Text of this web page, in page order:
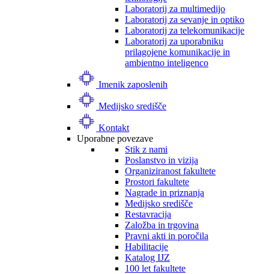
Laboratorij za multimedijo
Laboratorij za sevanje in optiko
Laboratorij za telekomunikacije
Laboratorij za uporabniku
prilagojene komunikacije in
ambientno inteligenco
Imenik zaposlenih
Medijsko središče
Kontakt
Uporabne povezave
Stik z nami
Poslanstvo in vizija
Organiziranost fakultete
Prostori fakultete
Nagrade in priznanja
Medijsko središče
Restavracija
Založba in trgovina
Pravni akti in poročila
Habilitacije
Katalog IJZ
100 let fakultete